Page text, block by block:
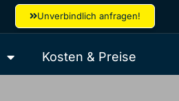
Unverbindlich anfragen!
Kosten & Preise